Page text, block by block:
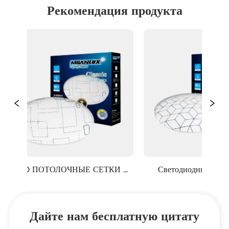
Рекомендация продукта
LED ПОТОЛОЧНЫЕ СЕТКИ
Светодиодные
Дайте нам бесплатную цитату